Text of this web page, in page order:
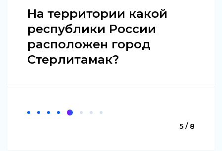
На территории какой
республики России
расположен город
Стерлитамак?
5 / 8